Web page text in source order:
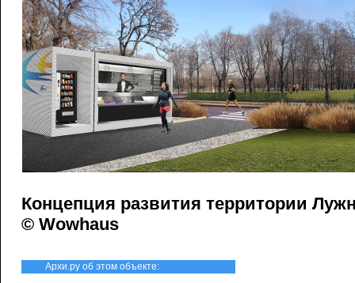
Концепция развития территории
© Wowhaus
Архи.ру об этом объекте: